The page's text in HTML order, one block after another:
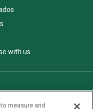
with us
measure and